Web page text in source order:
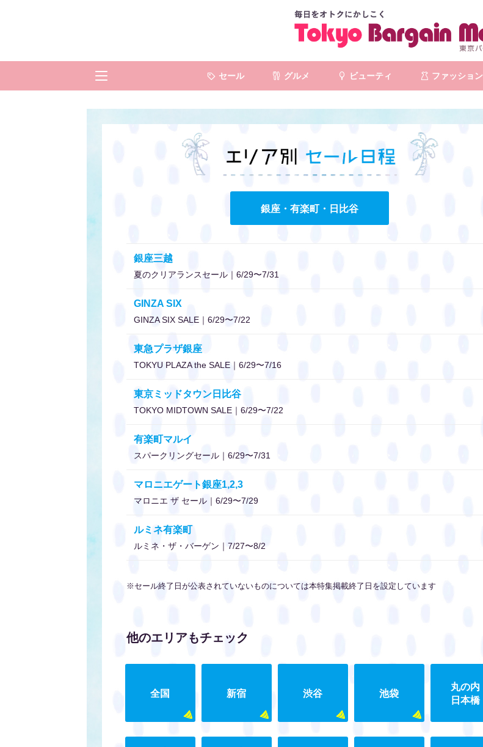
セール グルメ ビューティ ファッション
銀座・有楽町・日比谷
銀座三越
夏のクリアランスセール｜6/29〜7/31
GINZA SIX
GINZA SIX SALE｜6/29〜7/22
東急プラザ銀座
TOKYU PLAZA the SALE｜6/29〜7/16
東京ミッドタウン日比谷
TOKYO MIDTOWN SALE｜6/29〜7/22
有楽町マルイ
スパークリングセール｜6/29〜7/31
マロニエゲート銀座1,2,3
マロニエ ザ セール｜6/29〜7/29
ルミネ有楽町
ルミネ・ザ・バーゲン｜7/27〜8/2
※セール終了日が公表されていないものについては本特集掲載終了日を設定しています
他のエリアもチェック
全国 新宿 渋谷 池袋
丸の内
日本橋